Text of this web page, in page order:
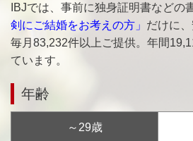
IBJでは、事前に独身証明書などの
剣にご結婚をお考えの方」 だけに
毎月83,232件以上ご提供。年間
ています。
年齢
～29歳